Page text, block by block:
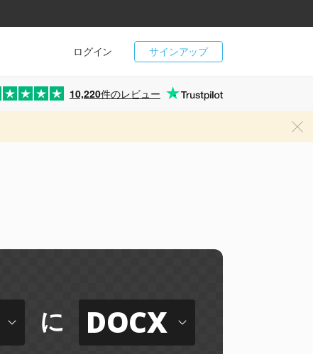
サインアップ
ログイン
10,220件のレビュー
に DOCX